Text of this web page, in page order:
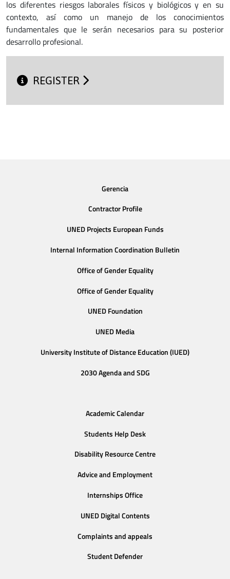
los diferentes riesgos laborales físicos y biológicos y en su
contexto, así como un manejo de los conocimientos
fundamentales que le serán necesarios para su posterior
desarrollo profesional.
REGISTER
Gerencia
Contractor Profile
UNED Projects European Funds
Internal Information Coordination Bulletin
Office of Gender Equality
Office of Gender Equality
UNED Foundation
UNED Media
University Institute of Distance Education (IUED)
2030 Agenda and SDG
Academic Calendar
Students Help Desk
Disability Resource Centre
Advice and Employment
Internships Office
UNED Digital Contents
Complaints and appeals
Student Defender